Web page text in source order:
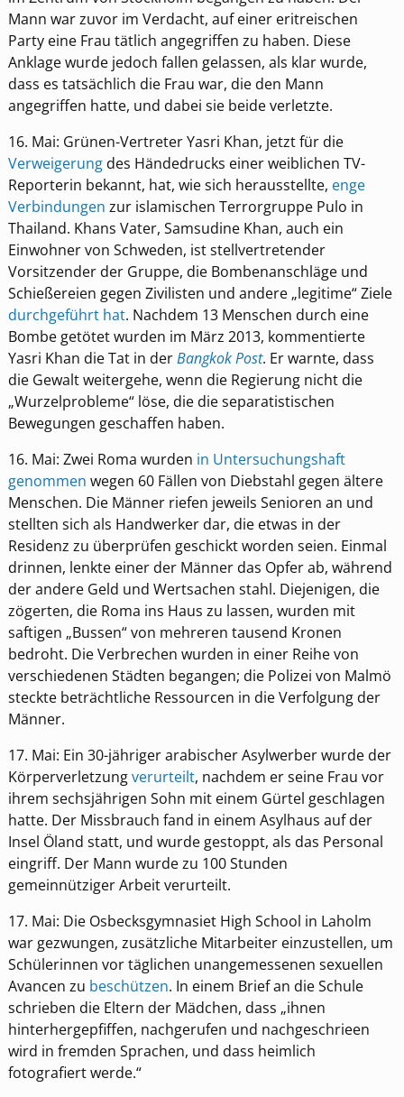
Mann war zuvor im Verdacht, auf einer eritreischen
Party eine Frau tätlich angegriffen zu haben. Diese
Anklage wurde jedoch fallen gelassen, als klar wurde,
dass es tatsächlich die Frau war, die den Mann
angegriffen hatte, und dabei sie beide verletzte.
16. Mai: Grünen-Vertreter Yasri Khan, jetzt für die
Verweigerungdes Händedrucks einer weiblichen TV-
Reporterin bekannt, hat, wie sich herausstellte, enge
Verbindungen zur islamischen Terrorgruppe Pulo in
Thailand. Khans Vater, Samsudine Khan, auch ein
Einwohner von Schweden, ist stellvertretender
Vorsitzender der Gruppe, die Bombenanschläge und
Schießereien gegen Zivilisten und andere „legitime“ Ziele
durchgeführt hat. Nachdem 13 Menschen durch eine
Bombe getötet wurden im März 2013, kommentierte
Yasri Khan die Tat in derBangkok Post. Er warnte, dass
die Gewalt weitergehe, wenn die Regierung nicht die
„Wurzelprobleme“ löse, die die separatistischen
Bewegungen geschaffen haben.
16. Mai: Zwei Roma wurden in Untersuchungshaft
genommen wegen 60 Fällen von Diebstahl gegen ältere
Menschen. Die Männer riefen jeweils Senioren an und
stellten sich als Handwerker dar, die etwas in der
Residenz zu überprüfen geschickt worden seien. Einmal
drinnen, lenkte einer der Männer das Opfer ab, während
der andere Geld und Wertsachen stahl. Diejenigen, die
zögerten, die Roma ins Haus zu lassen, wurden mit
saftigen „Bussen“ von mehreren tausend Kronen
bedroht. Die Verbrechen wurden in einer Reihe von
verschiedenen Städten begangen; die Polizei von Malmö
steckte beträchtliche Ressourcen in die Verfolgung der
Männer.
17. Mai: Ein 30-jähriger arabischer Asylwerber wurde der
Körperverletzungverurteilt, nachdem er seine Frau vor
ihrem sechsjährigen Sohn mit einem Gürtel geschlagen
hatte. Der Missbrauch fand in einem Asylhaus auf der
Insel Öland statt, und wurde gestoppt, als das Personal
eingriff. Der Mann wurde zu 100 Stunden
gemeinnütziger Arbeit verurteilt.
17. Mai: Die Osbecksgymnasiet High School in Laholm
war gezwungen, zusätzliche Mitarbeiter einzustellen, um
Schülerinnen vor täglichen unangemessenen sexuellen
Avancen zu beschützen. In einem Brief an die Schule
schrieben die Eltern der Mädchen, dass „ihnen
hinterhergepfiffen, nachgerufen und nachgeschrieen
wird in fremden Sprachen, und dass heimlich
fotografiert werde.“